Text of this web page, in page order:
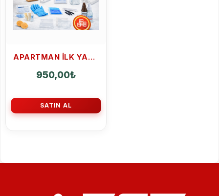
APARTMAN ILK YARDIM ÇANTASI 50 PARÇA
950,00₺
SATIN AL